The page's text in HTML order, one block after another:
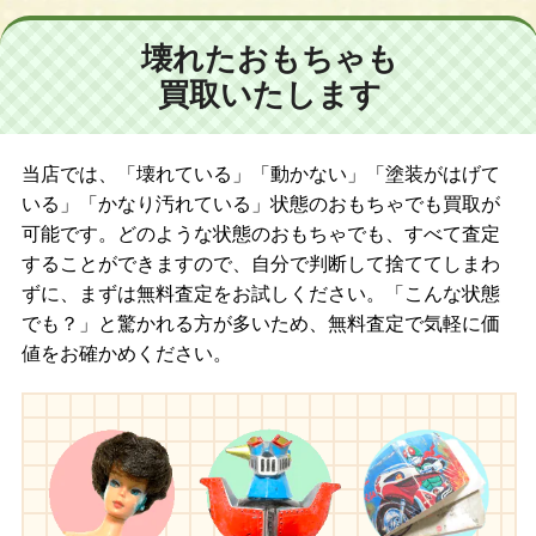
壊れたおもちゃも
買取いたします
当店では、「壊れている」「動かない」「塗装がはげて
いる」「かなり汚れている」状態のおもちゃでも買取が
可能です。どのような状態のおもちゃでも、すべて査定
することができますので、自分で判断して捨ててしまわ
ずに、まずは無料査定をお試しください。「こんな状態
でも？」と驚かれる方が多いため、無料査定で気軽に価
値をお確かめください。